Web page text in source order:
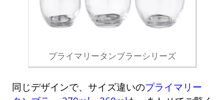
プライマリータンブラーシリーズ
同じデザインで、サイズ違いのプライマリー